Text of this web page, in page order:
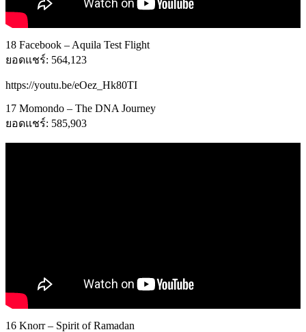
18 Facebook – Aquila Test Flight
ยอดแชร์: 564,123
https://youtu.be/eOez_Hk80TI
17 Momondo – The DNA Journey
ยอดแชร์: 585,903
16 Knorr – Spirit of Ramadan